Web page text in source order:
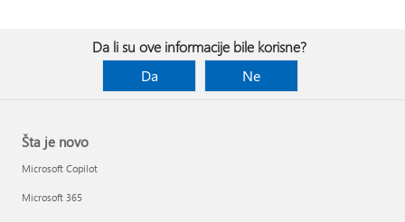
Da li su ove informacije bile korisne?
Da
Ne
Šta je novo
Microsoft Copilot
Microsoft 365